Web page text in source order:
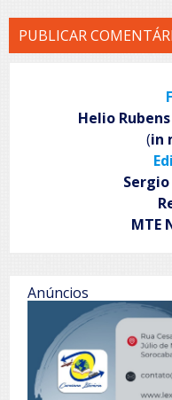
Helio
(in
MTE
Anúncios